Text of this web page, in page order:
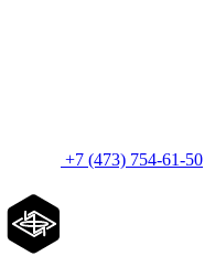
+7 (473) 754-61-50